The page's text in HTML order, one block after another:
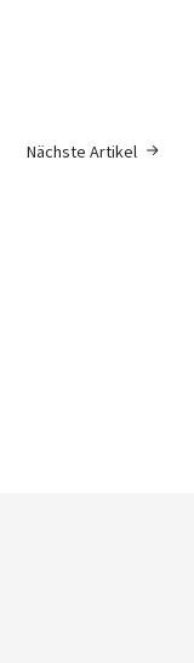
Nächste Artikel